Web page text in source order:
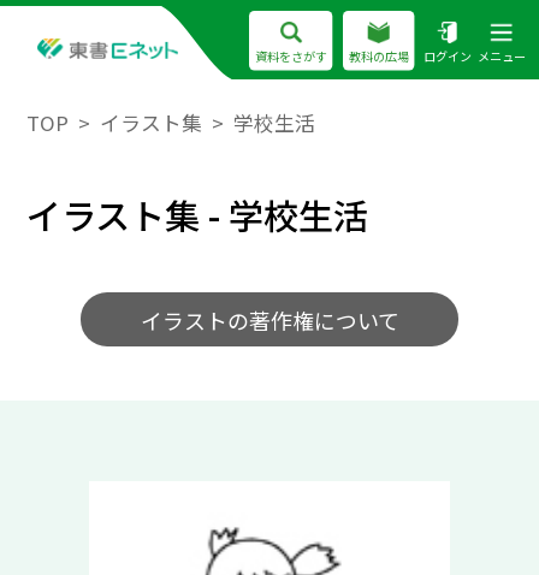
資料をさがす 教科の広場 ログイン メニュー
TOP イラスト集 学校生活
イラスト集 - 学校生活
イラストの著作権について